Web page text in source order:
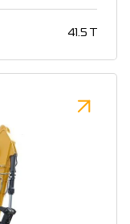
41.5 T